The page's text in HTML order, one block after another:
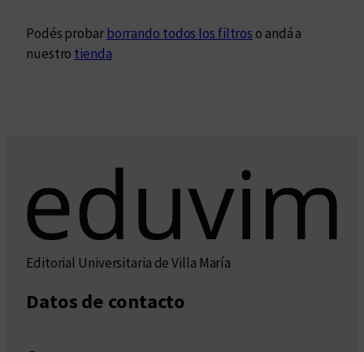
Podés probarborrando todos los filtros o andá a
nuestro tienda
Editorial Universitaria de Villa María
Datos de contacto